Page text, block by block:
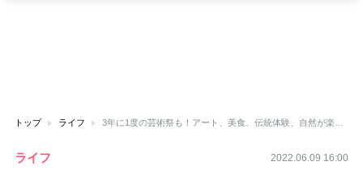
トップ ライフ
ライフ 2022.06.09 16:00